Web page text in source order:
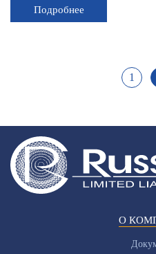
Подробнее
1
О